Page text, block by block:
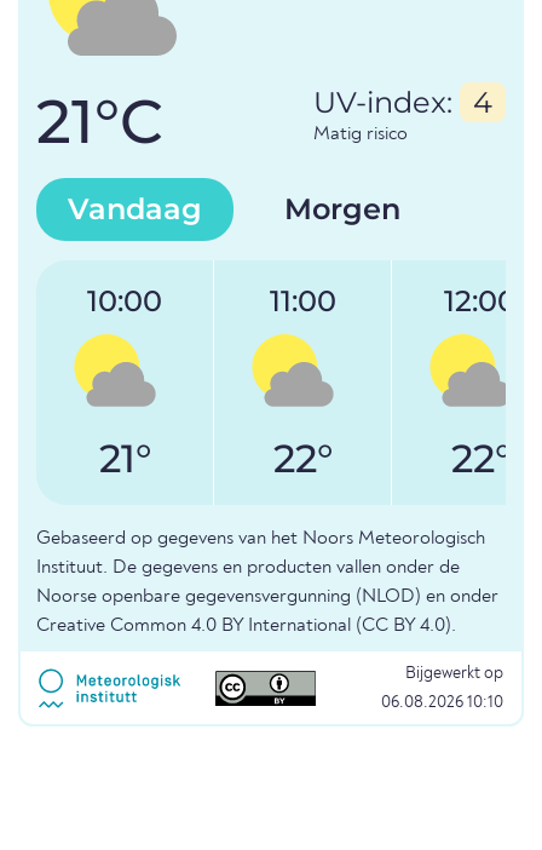
21°C UV-index: 4
Matig risico
Vandaag Morgen
10:00
21°
11:00
22°
12:00
22°
Gebaseerd op gegevens van het Noors Meteorologisch
Instituut. De gegevens en producten vallen onder de
Noorse openbare gegevensvergunning (NLOD) en onder
Creative Common 4.0 BY International (CC BY 4.0).
Bijgewerkt op
06.08.2026 10:10